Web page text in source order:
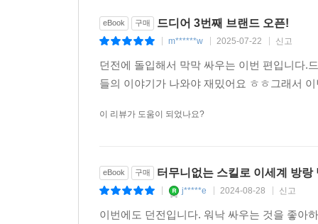
eBook 구매 드디어 3번째 브랜드 오픈!
m******w 2025-07-22 신고
던전에 돌입해서 막막 싸우는 이번 편입니다.
들의 이야기가 나와야 재밌어요 ㅎㅎ그래서
이 리뷰가 도움이 되었나요?
eBook 구매 터무니없는 스킬로 이세계 방랑
j*****e 2024-08-28 신고
이번에도 던전입니다. 워낙 싸우는 것을 좋아